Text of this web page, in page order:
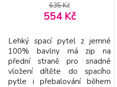
635 Kč
554 Kč
Lehký spací pytel z jemné
100% bavlny má zip na
přední straně pro snadné
vložení dítěte do spacího
pytle i přebalování během